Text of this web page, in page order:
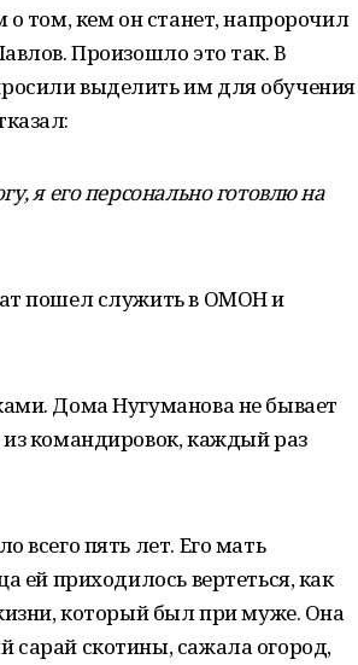
том, кем он станет, напророчил
Произошло это так. В
выделить им для обучения
я его персонально готовлю на
пошел служить в ОМОН и
Дома Нугуманова не бывает
командировок, каждый раз
всего пять лет. Его мать
ей приходилось вертеться, как
который был при муже. Она
сарай скотины, сажала огород,